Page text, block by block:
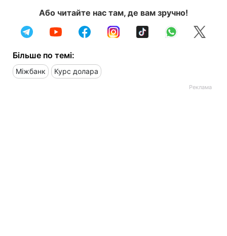
Або читайте нас там, де вам зручно!
Більше по темі:
Міжбанк Курс долара